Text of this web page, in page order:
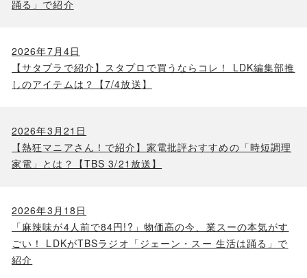
踊る」で紹介
2026年7月4日
【サタプラで紹介】スタプロで買うならコレ！ LDK編集部推
しのアイテムは？【7/4放送】
2026年3月21日
【熱狂マニアさん！で紹介】家電批評おすすめの「時短調理
家電」とは？【TBS 3/21放送】
2026年3月18日
「麻辣味が4人前で84円!?」物価高の今、業スーの本気がす
ごい！ LDKがTBSラジオ「ジェーン・スー 生活は踊る」で
紹介